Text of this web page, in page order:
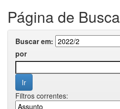
Página de Busca
Buscar em:
por
Filtros correntes: